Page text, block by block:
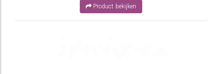
Product bekijken